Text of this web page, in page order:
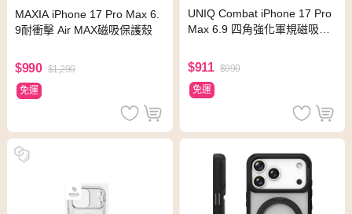
MAXIA iPhone 17 Pro Max 6.
9耐衝擊 Air MAX磁吸保護殼
$990 $1,290
免運
UNIQ Combat iPhone 17 Pro
Max 6.9 四角強化軍規磁吸防
$911 $990
免運